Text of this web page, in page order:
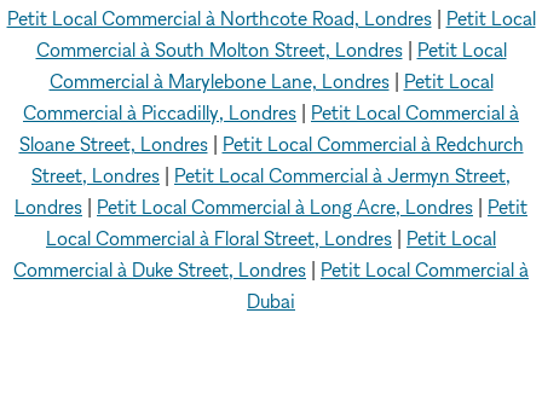
Petit Local Commercial à Northcote Road, Londres| Petit Local
Commercial à South Molton Street, Londres| Petit Local
Commercial à Marylebone Lane, Londres| Petit Local
Commercial à Piccadilly, Londres
Petit Local Commercial à
Sloane Street, Londres| Petit Local Commercial à Redchurch
Street, Londres
Petit Local Commercial à Jermyn Street,
Londres
Petit Local Commercial à Long Acre, Londres
Petit
Local Commercial à Floral Street, Londres
Petit Local
Commercial à Duke Street, Londres
Petit Local Commercial à
Dubai